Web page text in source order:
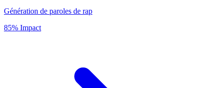
Génération de paroles de rap
85% Impact